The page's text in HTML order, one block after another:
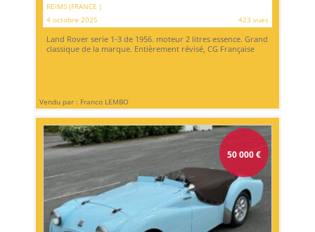
REIMS (FRANCE )
4 octobre 2025
423 vues
Land Rover serie 1-3 de 1956. moteur 2 litres essence. Grand
classique de la marque. Entièrement révisé, CG Française
Vendu par : Franco LEMBO
50 000€